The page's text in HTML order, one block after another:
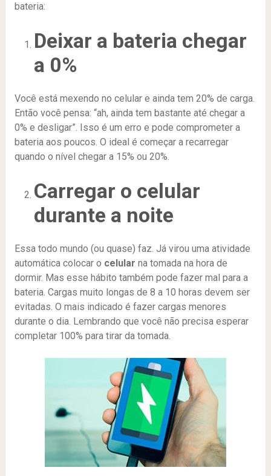
bateria:
Deixar a bateria chegar
a 0%
Você está mexendo no celular e ainda tem 20% de carga.
Então você pensa: “ah, ainda tem bastante até chegar a
0% e desligar”. Isso é um erro e pode comprometer a
bateria aos poucos. O ideal é começar a recarregar
quando o nível chegar a 15% ou 20%.
Carregar o celular
durante a noite
Essa todo mundo (ou quase) faz. Já virou uma atividade
automática colocar o celular na tomada na hora de
dormir. Mas esse hábito também pode fazer mal para a
bateria. Cargas muito longas de 8 a 10 horas devem ser
evitadas. O mais indicado é fazer cargas menores
durante o dia. Lembrando que você não precisa esperar
completar 100% para tirar da tomada.